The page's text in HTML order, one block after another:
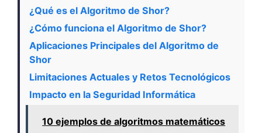
¿Qué es el Algoritmo de Shor?
¿Cómo funciona el Algoritmo de Shor?
Aplicaciones Principales del Algoritmo de
Shor
Limitaciones Actuales y Retos Tecnológicos
Impacto en la Seguridad Informática
10 ejemplos de algoritmos matemáticos